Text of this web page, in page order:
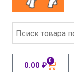
0.00 ₽ 0